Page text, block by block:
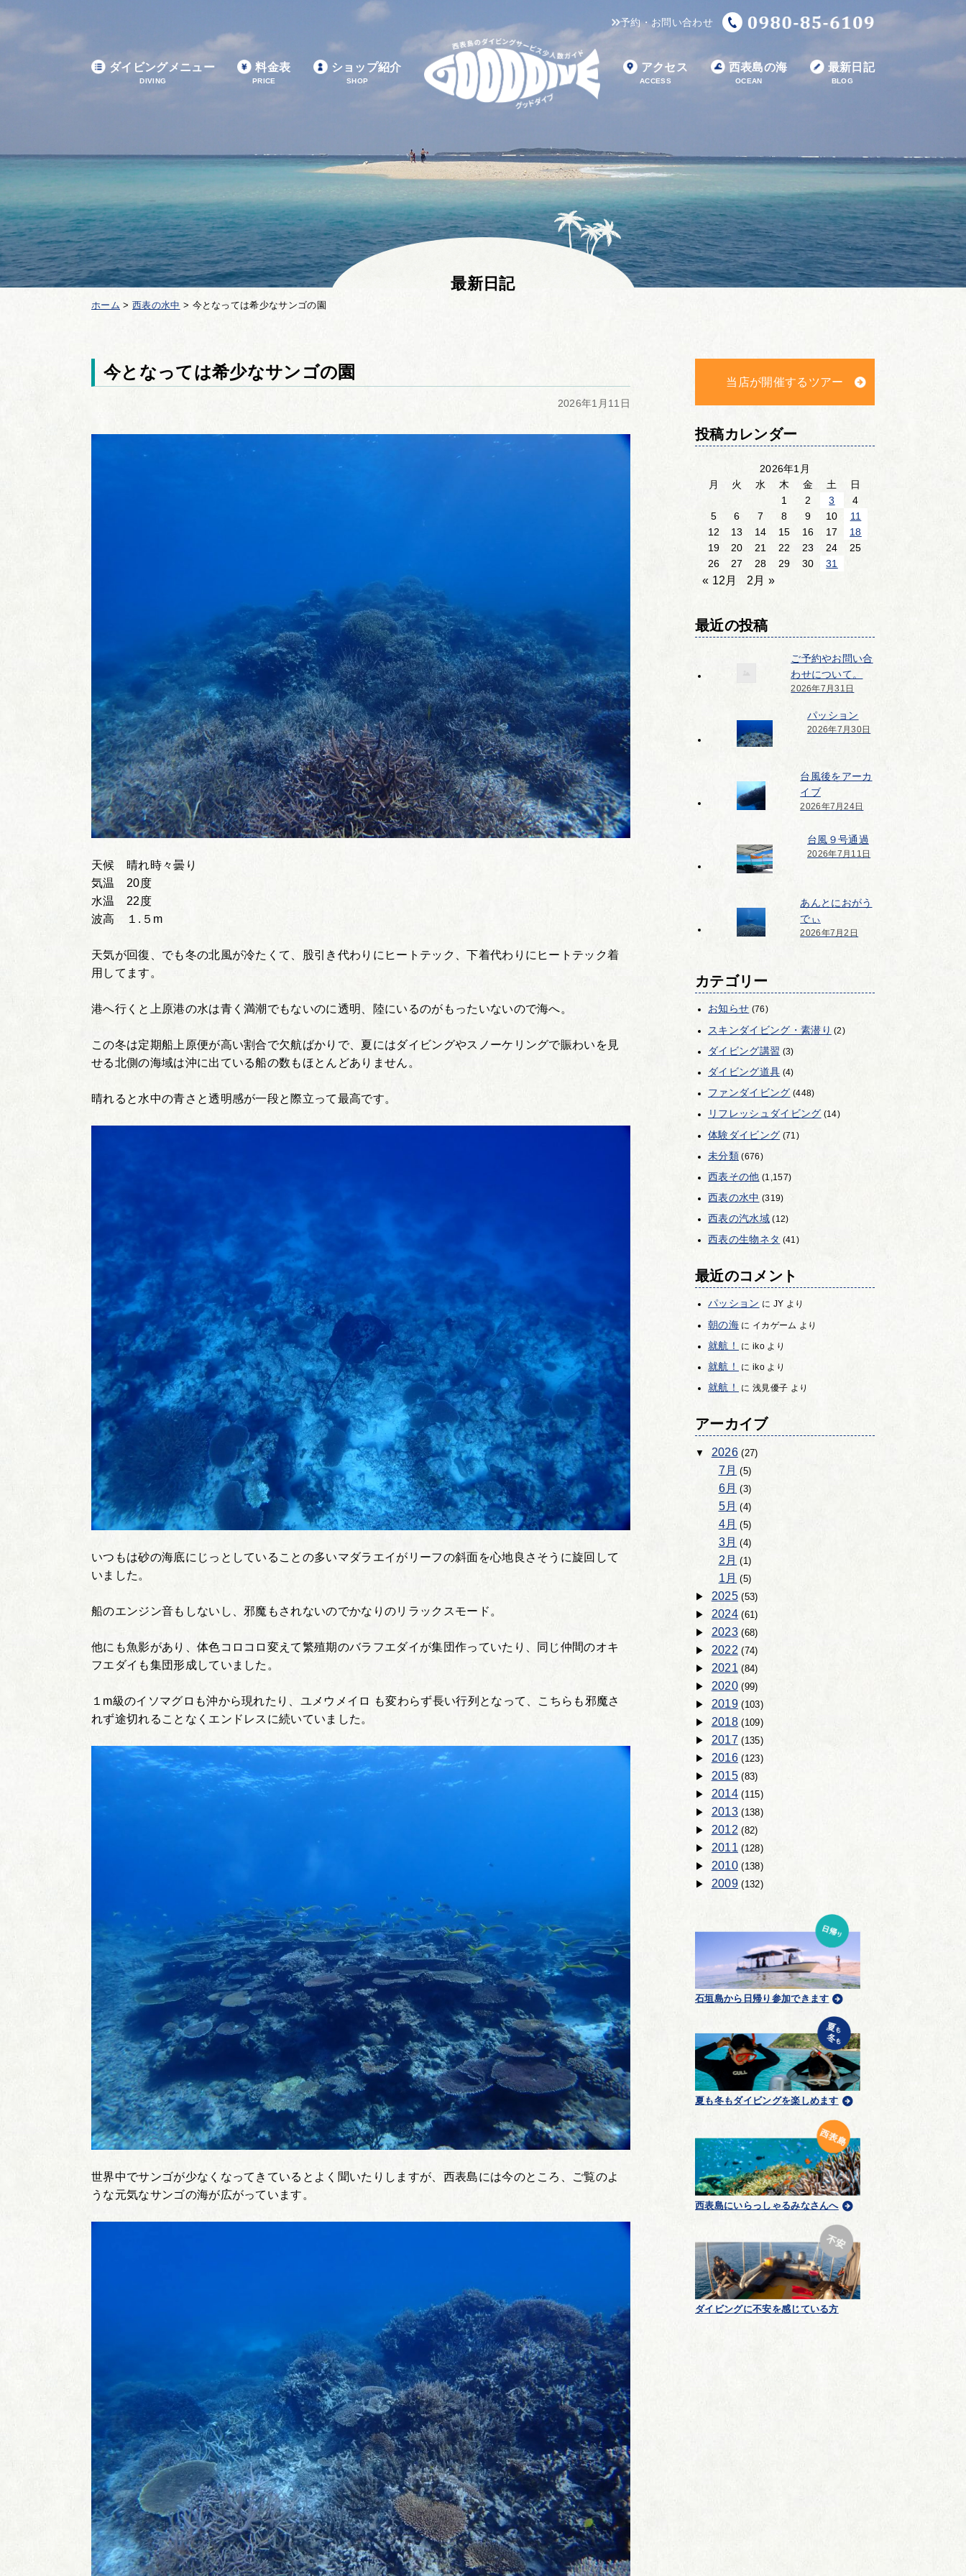
予約・お問い合わせ
ダイビングメニュー
DIVING
料金表
PRICE
ショップ紹介
SHOP
アクセス
ACCESS
西表島の海
OCEAN
最新日記
BLOG
最新日記
ホーム > 西表の水中 > 今となっては希少なサンゴの園
今となっては希少なサンゴの園
2026年1月11日
天候 晴れ時々曇り
気温 20度
水温 22度
波高 １.５m
天気が回復、でも冬の北風が冷たくて、股引き代わりにヒートテック、下着代わりにヒートテック着
用してます。
港へ行くと上原港の水は青く満潮でもないのに透明、陸にいるのがもったいないので海へ。
この冬は定期船上原便が高い割合で欠航ばかりで、夏にはダイビングやスノーケリングで賑わいを見
せる北側の海域は沖に出ている船の数もほとんどありません。
晴れると水中の青さと透明感が一段と際立って最高です。
いつもは砂の海底にじっとしていることの多いマダラエイがリーフの斜面を心地良さそうに旋回して
いました。
船のエンジン音もしないし、邪魔もされないのでかなりのリラックスモード。
他にも魚影があり、体色コロコロ変えて繁殖期のバラフエダイが集団作っていたり、同じ仲間のオキ
フエダイも集団形成していました。
１m級のイソマグロも沖から現れたり、ユメウメイロ も変わらず長い行列となって、こちらも邪魔さ
れず途切れることなくエンドレスに続いていました。
世界中でサンゴが少なくなってきているとよく聞いたりしますが、西表島には今のところ、ご覧のよ
うな元気なサンゴの海が広がっています。
当店が開催するツアー
投稿カレンダー
2026年1月
月
火 水 木 金 土
日
1
2 3
4
5
6 7 8 9 10
11
12
13 14 15 16 17
18
19
20 21 22 23 24
25
26
27 28 29 30 31
« 12月 2月 »
最近の投稿
ご予約やお問い合
わせについて。
2026年7月31日
パッション
2026年7月30日
台風後をアーカ
イブ
2026年7月24日
台風９号通過
2026年7月11日
あんとにおがう
でぃ
2026年7月2日
カテゴリー
お知らせ (76)
スキンダイビング・素潜り (2)
ダイビング講習 (3)
ダイビング道具 (4)
ファンダイビング (448)
リフレッシュダイビング (14)
体験ダイビング (71)
未分類(676)
西表その他 (1,157)
西表の水中 (319)
西表の汽水域(12)
西表の生物ネタ (41)
最近のコメント
パッション に JY より
朝の海に イカゲーム より
就航！ に ikoより
就航！ に ikoより
就航！ に 浅見優子 より
アーカイブ
2026(27)
7月 (5)
6月 (3)
5月 (4)
4月 (5)
3月 (4)
2月 (1)
1月 (5)
2025(53)
2024(61)
2023(68)
2022(74)
2021(84)
2020(99)
2019(103)
2018(109)
2017 (135)
2016(123)
2015(83)
2014(115)
2013(138)
2012 (82)
2011(128)
2010(138)
2009(132)
石垣島から日帰り参加できます
夏も冬もダイビングを楽しめます
西表島にいらっしゃるみなさんへ
ダイビングに不安を感じている方